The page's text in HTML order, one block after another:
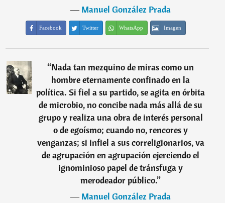
―Manuel González Prada
Facebook Twitter WhatsApp Imagen
“Nada tan mezquino de miras como un
hombre eternamente confinado en la
política. Si fiel a su partido, se agita en órbita
de microbio, no concibe nada más allá de su
grupo y realiza una obra de interés personal
o de egoísmo; cuando no, rencores y
venganzas; si infiel a sus correligionarios, va
de agrupación en agrupación ejerciendo el
ignominioso papel de tránsfuga y
merodeador público.”
―Manuel González Prada